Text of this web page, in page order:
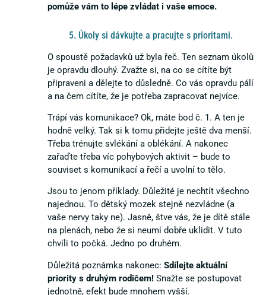
pomůže vám to lépe zvládat i vaše emoce.
5. Úkoly si dávkujte a pracujte s prioritami.
O spoustě požadavků už byla řeč. Ten seznam úkolů
je opravdu dlouhý. Zvažte si, na co se cítíte být
připraveni a dělejte to důsledně. Co vás opravdu pálí
a na čem cítíte, že je potřeba zapracovat nejvíce.
Trápí vás komunikace? Ok, máte bod č. 1. A ten je
hodně velký. Tak si k tomu přidejte ještě dva menší.
Třeba trénujte svlékání a oblékání. A nakonec
zařaďte třeba víc pohybových aktivit – bude to
souviset s komunikací a řečí a uvolní to tělo.
Jsou to jenom příklady. Důležité je nechtít všechno
najednou. To dětský mozek stejně nezvládne (a
vaše nervy taky ne). Jasně, štve vás, že je dítě stále
na plenách, nebo že si neumí dobře uklidit. V tuto
chvíli to počká. Jedno po druhém.
Důležitá poznámka nakonec: Sdílejte aktuální
priority s druhým rodičem! Snažte se postupovat
jednotně, efekt bude mnohem vyšší.